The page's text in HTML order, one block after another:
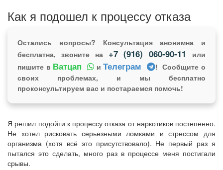
Как я подошел к процессу отказа
Остались вопросы? Консультация анонимна и
бесплатна, звоните на +7 (916) 060-90-11
или
пишите в Ватцап иТелеграм
! Сообщите о
своих проблемах, и мы бесплатно
проконсультируем вас и постараемся помочь!
Я решил подойти к процессу отказа от наркотиков постепенно.
Не хотел рисковать серьезными ломками и стрессом для
организма (хотя всё это присутствовало). Не первый раз я
пытался это сделать, много раз в процессе меня постигали
срывы.